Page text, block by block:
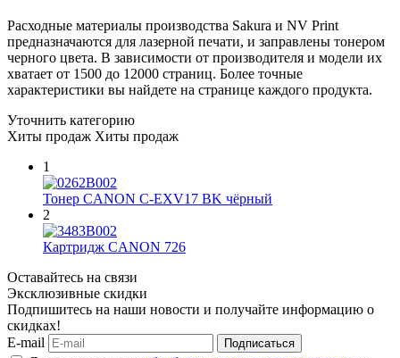
Расходные материалы производства Sakura и NV Print
предназначаются для лазерной печати, и заправлены тонером
черного цвета. В зависимости от производителя и модели их
хватает от 1500 до 12000 страниц. Более точные
характеристики вы найдете на странице каждого продукта.
Уточнить категорию
Хиты продаж Хиты продаж
1
Тонер CANON C-EXV17 BK чёрный
2
Картридж CANON 726
Оставайтесь на связи
Эксклюзивные скидки
Подпишитесь на наши новости и получайте информацию о
скидках!
E-mail
Подписаться